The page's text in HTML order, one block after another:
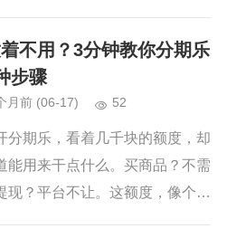
天就截止了。打开分期乐，看着
的额度，心里却犯难：...
不用？3分钟教你分期乐
步骤
月前 (06-17) 52
分期乐，看着几千块的额度，却
能用来干点什么。买商品？不需
现？平台不让。这额度，像个摆